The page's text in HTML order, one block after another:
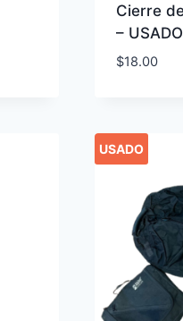
Cierre
– USADO
$18.00
USADO